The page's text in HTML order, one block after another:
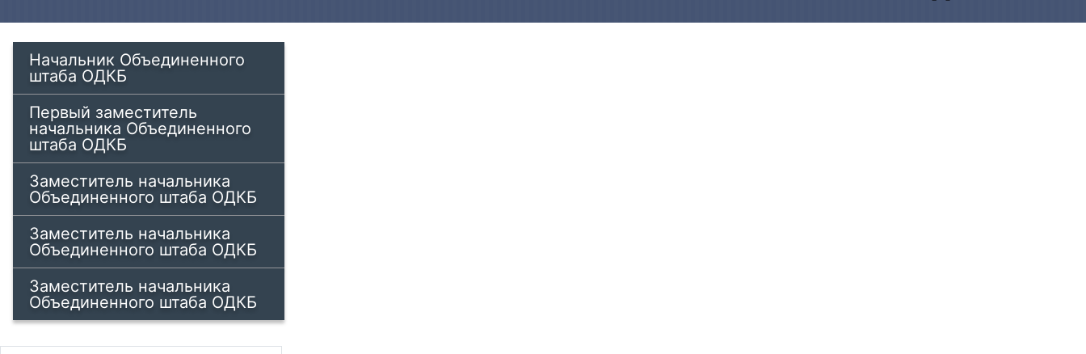
Начальник Объединенного
штаба ОДКБ
Первый заместитель
начальника Объединенного
штаба ОДКБ
Заместитель начальника
Объединенного штаба ОДКБ
Заместитель начальника
Объединенного штаба ОДКБ
Заместитель начальника
Объединенного штаба ОДКБ